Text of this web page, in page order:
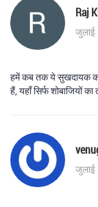
Raj
जुलाई
हमें कब तक ये सुखदायक
हैं, यहाँ सिर्फ शोबाजियों का
जुलाई